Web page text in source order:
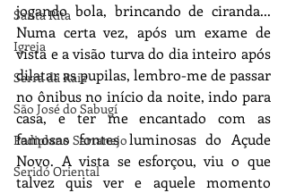
Santa Rita
Igreja
Serra da Raiz
São José do Sabugí
Pediplano Sertanejo
Seridó Oriental
jogando bola, brincando de ciranda...
Numa certa vez, após um exame de
vista e a visão turva do dia inteiro após
dilatar as pupilas, lembro-me de passar
no ônibus no início da noite, indo para
casa, e ter me encantado com as
famosas fontes luminosas do Açude
Novo. A vista se esforçou, viu o que
talvez quis ver e aquele momento